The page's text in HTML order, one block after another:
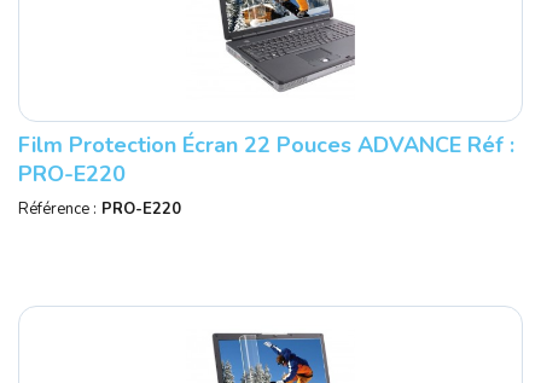
Film Protection Écran 22 Pouces ADVANCE Réf :
PRO-E220
Référence : PRO-E220